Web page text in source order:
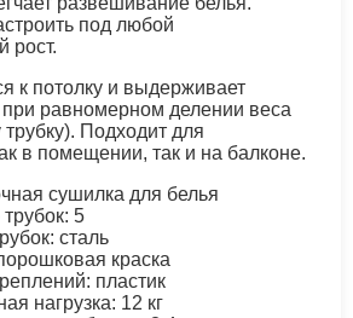
под любой
рост.
к потолку и выдерживает
при равномерном делении веса
трубку). Подходит для
в помещении, так и на балконе.
сушилка для белья
5
сталь
краска
пластик
нагрузка: 12 кг